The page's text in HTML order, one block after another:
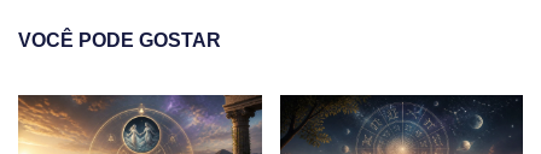
VOCÊ PODE GOSTAR